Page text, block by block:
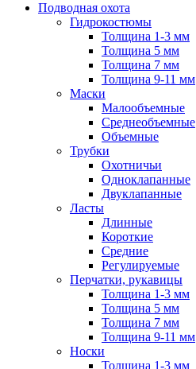
Подводная охота
Гидрокостюмы
Толщина 1-3 мм
Толщина 5 мм
Толщина 7 мм
Толщина 9-11 мм
Маски
Малообъемные
Среднеобъемные
Объемные
Трубки
Охотничьи
Одноклапанные
Двуклапанные
Ласты
Длинные
Короткие
Средние
Регулируемые
Перчатки, рукавицы
Толщина 1-3 мм
Толщина 5 мм
Толщина 7 мм
Толщина 9-11 мм
Носки
Толщина 1-3 мм